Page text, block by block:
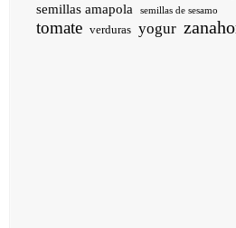
semillas amapola semillas de sesamo
tomate verduras yogur